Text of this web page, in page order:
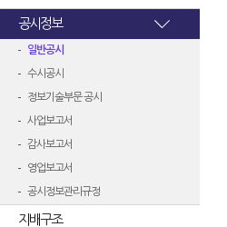
공시정보
일반공시
수시공시
정보기술부문 공시
사업보고서
감사보고서
영업보고서
공시정보관리규정
지배구조